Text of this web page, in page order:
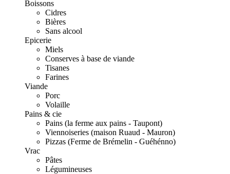
Boissons
Cidres
Bières
Sans alcool
Epicerie
Miels
Conserves à base de viande
Tisanes
Farines
Viande
Porc
Volaille
Pains & cie
Pains (la ferme aux pains - Taupont)
Viennoiseries (maison Ruaud - Mauron)
Pizzas (Ferme de Brémelin - Guéhénno)
Vrac
Pâtes
Légumineuses